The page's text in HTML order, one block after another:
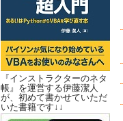
『インストラクターのネタ
帳』を運営する伊藤潔人
が、初めて書かせていただ
いた書籍です↓↓